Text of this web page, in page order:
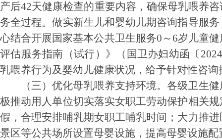
产后42天健康检查的重要内容，确保母乳喂养
务全过程。做实新生儿和婴幼儿期咨询指导服
心结合开展国家基本公共卫生服务0～6岁儿童
评估服务指南（试行）》（国卫办妇幼函〔
乳喂养行为及婴幼儿健康状况，给予针对性咨询
（三）优化母乳喂养支持环境。各级卫生
极推动用人单位切实落实女职工劳动保护相关
假，合理安排哺乳期女职工哺乳时间；大力推
景区等公共场所设置母婴设施，提高母婴设施